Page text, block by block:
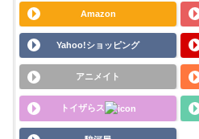
Amazon
Yahoo!ショッピング
アニメイト
トイザらス